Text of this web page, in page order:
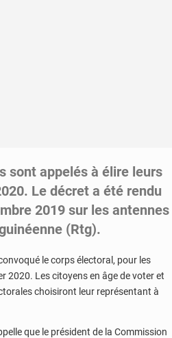
sont appelés à élire leurs
Le décret a été rendu
2019 sur les antennes
(Rtg).
le corps électoral, pour les
2020. Les citoyens en âge de voter et
choisiront leur représentant à
que le président de la Commission